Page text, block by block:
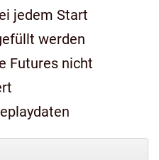
jedem Start
werden
Futures nicht